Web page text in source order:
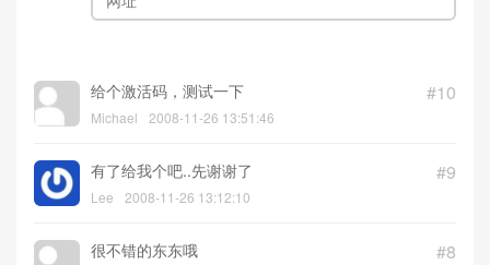
#10
给个激活码，测试一下
Michael 2008-11-26 13:51:46
#9
有了给我个吧..先谢谢了
Lee 2008-11-26 13:12:10
#8
很不错的东东哦